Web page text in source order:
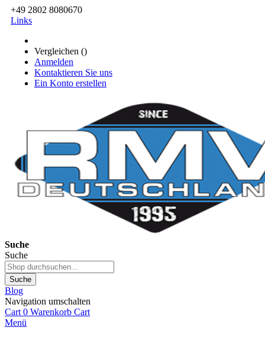
+49 2802 8080670
Links
Vergleichen ()
Anmelden
Kontaktieren Sie uns
Ein Konto erstellen
Suche
Suche
Suche
Blog
Navigation umschalten
Cart 0 Warenkorb Cart
Menü